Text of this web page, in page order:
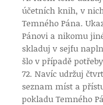
účetních knih, v
Temného Pána.
Pánovi a nikomu
skladuj v sejfu
šlo v případě
Navíc udržuj
seznam míst a
pokladu Temného